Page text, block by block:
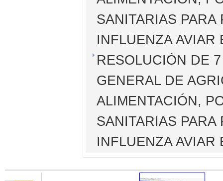
SANITARIAS
INFLUENZA AVIAR
RESOLUCIÓN DE
GENERAL DE
ALIMENTACIÓN,
SANITARIAS
INFLUENZA AVIAR